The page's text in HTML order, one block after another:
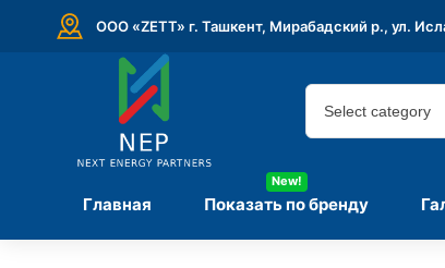
ООО «ZETT» г. Ташкент, Мирабадский р., ул.
Главная Показать по бренду
New!